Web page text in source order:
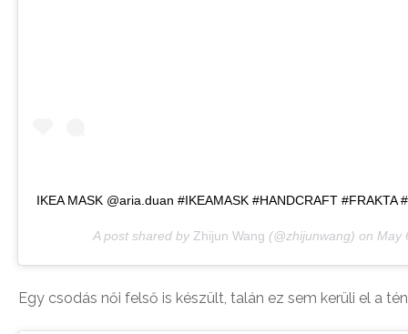
IKEA MASK @aria.duan #IKEAMASK #HANDCRAFT #FRAKTA
A post shared by Zhijun Wang (@zhijunwang) on May
Egy csodás női felső is készült, talán ez sem kerüli el a